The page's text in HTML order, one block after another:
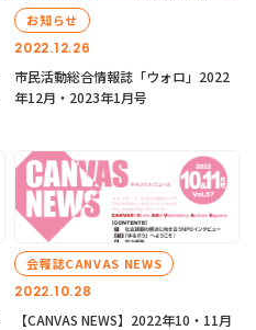
2022.12.26
お知らせ
市民活動総合情報誌「ウォロ」2022
年12月・2023年1月号
2022.10.28
会報誌CANVAS NEWS
【CANVAS NEWS】2022年10・11月